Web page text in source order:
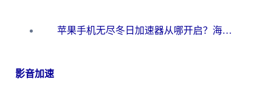
苹果手机无尽冬日加速器从哪开启？海外玩家的冬日生存指南
影音加速